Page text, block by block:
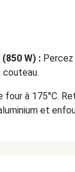
W) :
couteau.
four à 175°C.
et